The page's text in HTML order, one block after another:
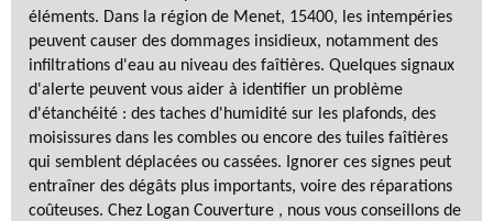
éléments. Dans la région de Menet, 15400, les intempéries
peuvent causer des dommages insidieux, notamment des
infiltrations d'eau au niveau des faîtières. Quelques signaux
d'alerte peuvent vous aider à identifier un problème
d'étanchéité : des taches d'humidité sur les plafonds, des
moisissures dans les combles ou encore des tuiles faîtières
qui semblent déplacées ou cassées. Ignorer ces signes peut
entraîner des dégâts plus importants, voire des réparations
coûteuses. Chez Logan Couverture , nous vous conseillons de